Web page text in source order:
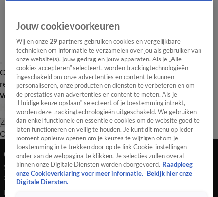
Overzicht Laatste nieuws Regionieuws Het beste van Hart
Tip de
redactie
Volg Hart van Nederland
Zoeken
OverzichtRegioUitzendingenWeerTip de redactiePanelVideo's
Ochtend Editie
Seizoen 2025, aflevering 5584
29 dec 2025, 07:59
Bekijk aflevering 5584 van Hart van Nederland - Ochtend
Jouw cookievoorkeuren
Wij en onze29 partners gebruiken cookies en vergelijkbare
technieken om informatie te verzamelen over jou als gebruiker van
onze website(s), jouw gedrag en jouw apparaten. Als je „Alle
cookies accepteren” selecteert, worden trackingtechnologieën
ingeschakeld om onze advertenties en content te kunnen
personaliseren, onze producten en diensten te verbeteren en om
de prestaties van advertenties en content te meten. Als je
„Huidige keuze opslaan” selecteert of je toestemming intrekt,
worden deze trackingtechnologieën uitgeschakeld. We gebruiken
dan enkel functionele en essentiële cookies om de website goed te
laten functioneren en veilig te houden. Je kunt dit menu op ieder
moment opnieuw openen om je keuzes te wijzigen of om je
toestemming in te trekken door op de link Cookie-instellingen
onder aan de webpagina te klikken. Je selecties zullen overal
binnen onze Digitale Diensten worden doorgevoerd. Raadpleeg
onze Cookieverklaring voor meer informatie.
Bekijk hier onze
Digitale Diensten.